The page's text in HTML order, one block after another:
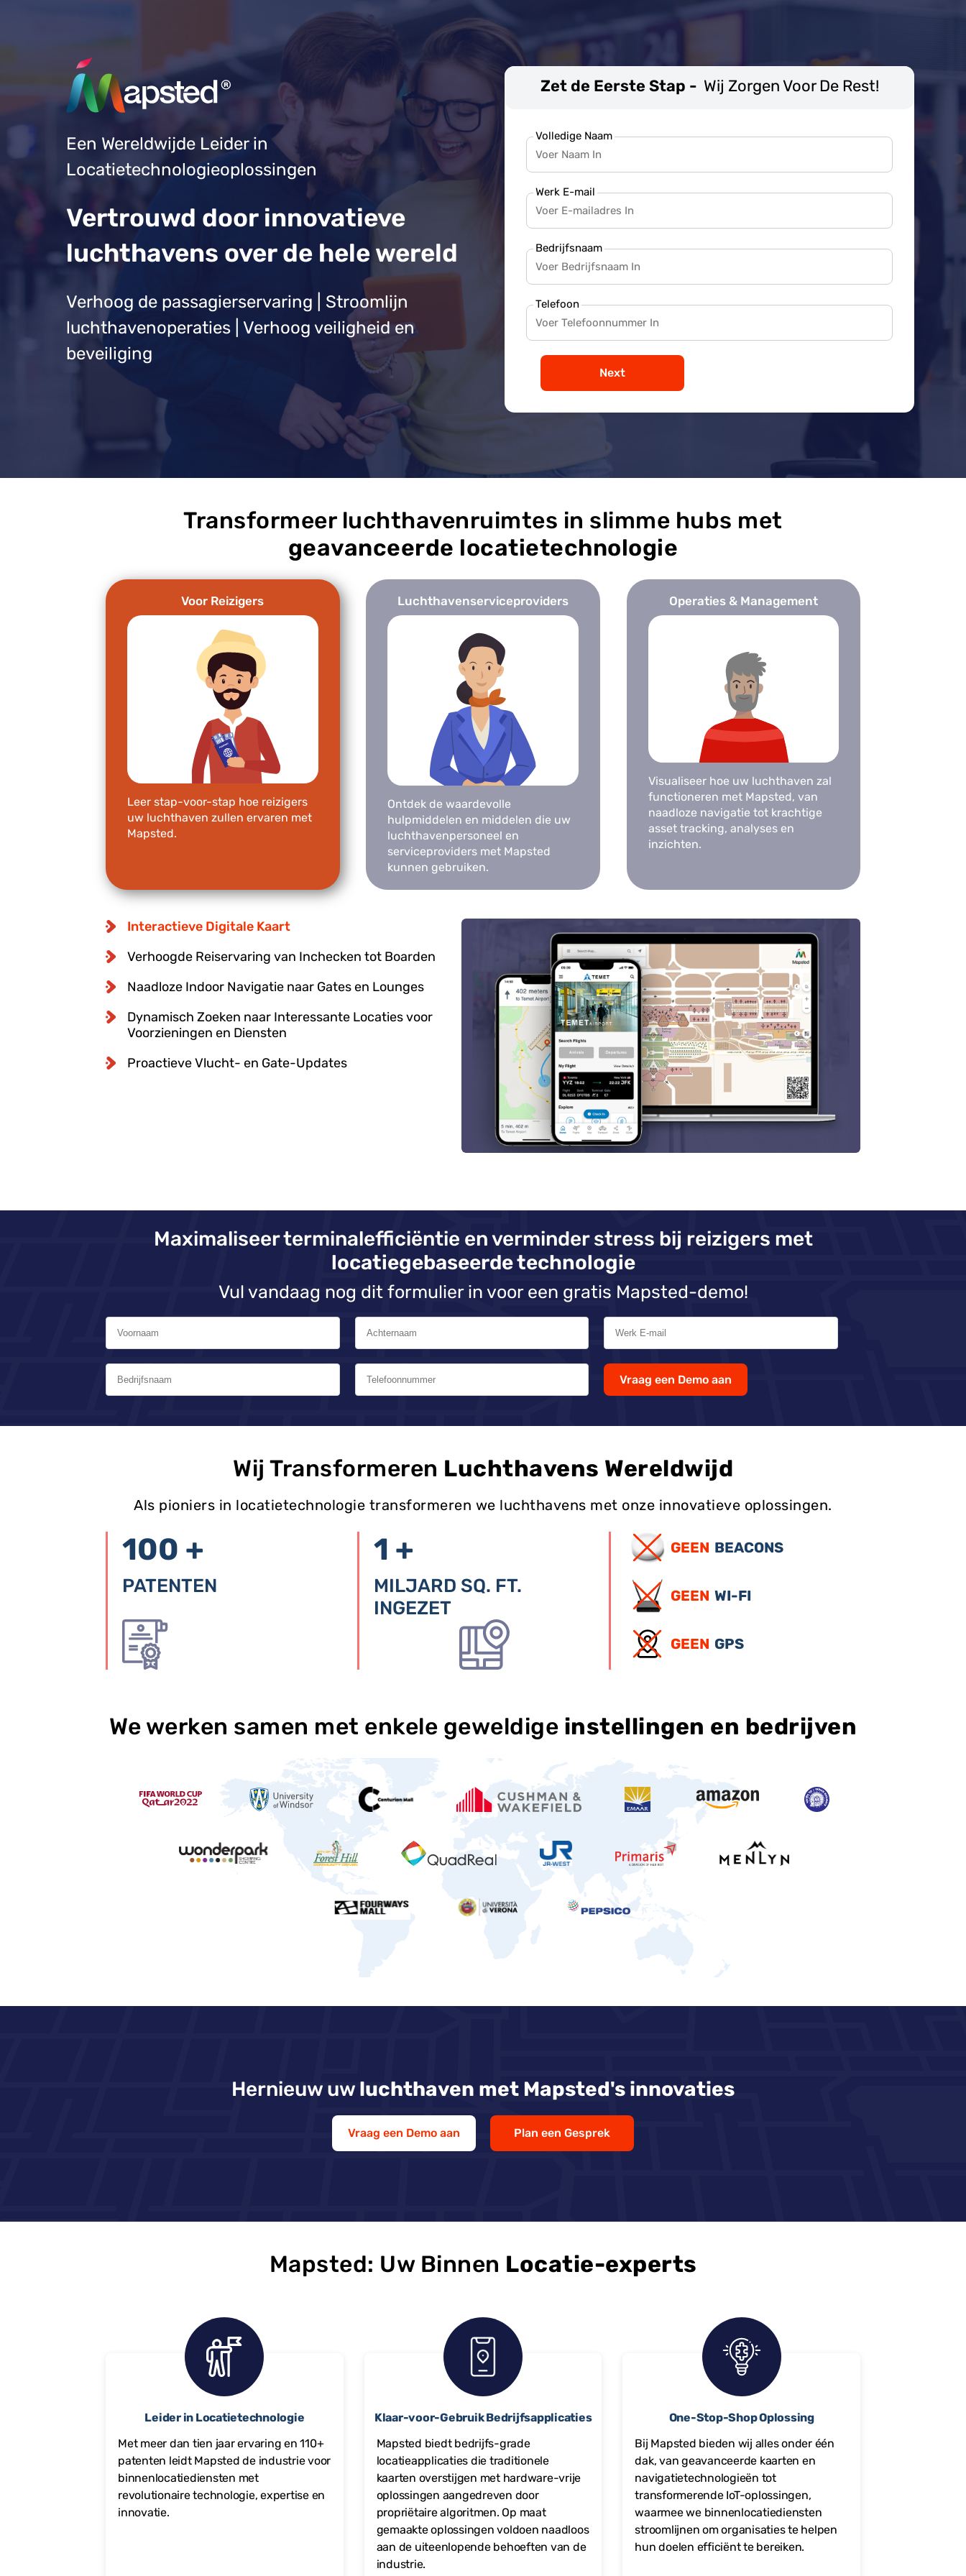
Een Wereldwijde Leider in
Locatietechnologieoplossingen
Vertrouwd door innovatieve
luchthavens over de hele wereld
Verhoog de passagierservaring | Stroomlijn
luchthavenoperaties | Verhoog veiligheid en
beveiliging
Zet de Eerste Stap - Wij Zorgen Voor De Rest!
Volledige Naam
Werk E-mail
Bedrijfsnaam
Telefoon
Next
Transformeer luchthavenruimtes in slimme hubs met
geavanceerde locatietechnologie
Voor Reizigers
Leer stap-voor-stap hoe reizigers
uw luchthaven zullen ervaren met
Mapsted.
Luchthavenserviceproviders
Ontdek de waardevolle
hulpmiddelen en middelen die uw
luchthavenpersoneel en
serviceproviders met Mapsted
kunnen gebruiken.
Operaties & Management
Visualiseer hoe uw luchthaven zal
functioneren met Mapsted, van
naadloze navigatie tot krachtige
asset tracking, analyses en
inzichten.
Interactieve Digitale Kaart
Verhoogde Reiservaring van Inchecken tot Boarden
Naadloze Indoor Navigatie naar Gates en Lounges
Dynamisch Zoeken naar Interessante Locaties voor
Voorzieningen en Diensten
Proactieve Vlucht- en Gate-Updates
Maximaliseer terminalefficiëntie en verminder stress bij reizigers met
locatiegebaseerde technologie
Vul vandaag nog dit formulier in voor een gratis Mapsted-demo!
Vraag een Demo aan
Wij Transformeren Luchthavens Wereldwijd
Als pioniers in locatietechnologie transformeren we luchthavens met onze innovatieve oplossingen.
100 +
PATENTEN
1 +
MILJARD SQ. FT.
INGEZET
GEEN BEACONS
GEEN WI-FI
GEEN GPS
We werken samen met enkele geweldige instellingen en bedrijven
Hernieuw uw luchthaven met Mapsted's innovaties
Vraag een Demo aan Plan een Gesprek
Mapsted: Uw Binnen Locatie-experts
Leider in Locatietechnologie
Met meer dan tien jaar ervaring en110+
patenten leidt Mapsted de industrie voor
binnenlocatiediensten met
revolutionaire technologie, expertise en
innovatie.
Klaar-voor-Gebruik Bedrijfsapplicaties
Mapsted biedt bedrijfs-grade
locatieapplicaties die traditionele
kaarten overstijgen met hardware-vrije
oplossingen aangedreven door
propriëtaire algoritmen. Op maat
gemaakte oplossingen voldoen naadloos
aan de uiteenlopende behoeften van de
industrie.
One-Stop-Shop Oplossing
Bij Mapsted bieden wij alles onder één
dak, van geavanceerde kaarten en
navigatietechnologieën tot
transformerende IoT-oplossingen,
waarmee we binnenlocatiediensten
stroomlijnen om organisaties te helpen
hun doelen efficiënt te bereiken.